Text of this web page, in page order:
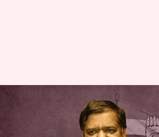
కాంగ్రెస్‌లో చేరిన జగదీష్
బీజేపీపై తీవ్రస్థాయిలో
Apr 17, 2023 10:45 am